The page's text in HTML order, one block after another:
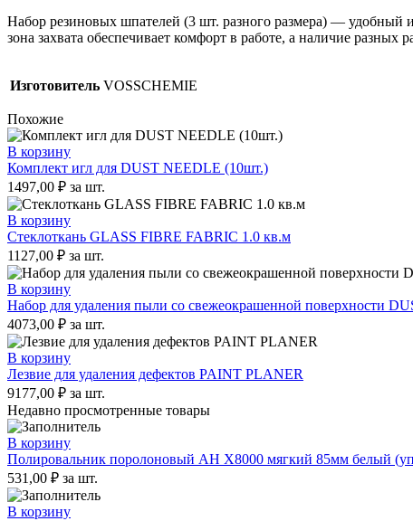
Набор резиновых шпателей (3 шт. разного размера) — удобный
зона захвата обеспечивает комфорт в работе, а наличие
Изготовитель VOSSCHEMIE
Похожие
В корзину
Комплект игл для DUST NEEDLE (10шт.)
1497,00 ₽ за шт.
В корзину
Стеклоткань GLASS FIBRE FABRIC 1.0 кв.м
1127,00 ₽ за шт.
В корзину
Набор для удаления пыли со свежеокрашенной поверхности
4073,00 ₽ за шт.
В корзину
Лезвие для удаления дефектов PAINT PLANER
9177,00 ₽ за шт.
Недавно просмотренные товары
В корзину
Полировальник поролоновый AH X8000 мягкий 85мм белый
531,00 ₽ за шт.
В корзину